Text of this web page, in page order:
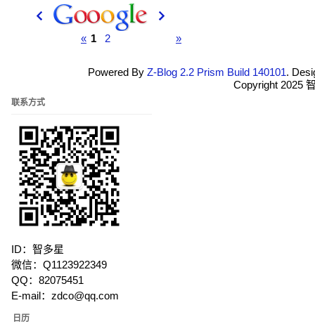
« 1 2 »
Powered By Z-Blog 2.2 Prism Build 140101.
Copyright 2025
联系方式
ID：智多星
微信：Q1123922349
QQ：82075451
E-mail：zdco@qq.com
日历